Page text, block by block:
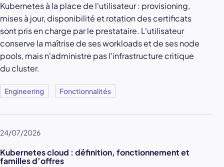
Kubernetes à la place de l'utilisateur : provisioning,
mises à jour, disponibilité et rotation des certificats
sont pris en charge par le prestataire. L'utilisateur
conserve la maîtrise de ses workloads et de ses node
pools, mais n'administre pas l'infrastructure critique
du cluster.
Engineering Fonctionnalités
24/07/2026
Kubernetes cloud : définition, fonctionnement et
familles d’offres